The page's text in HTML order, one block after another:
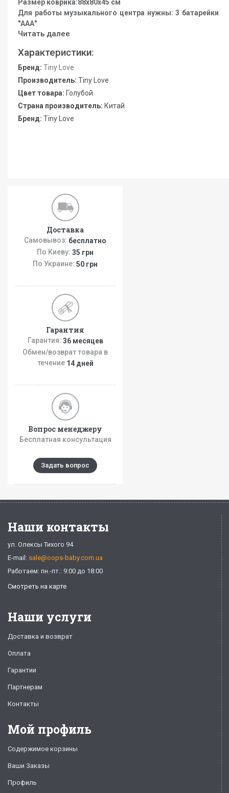
Размер коврика:88х80х45 см
Для работы музыкального центра нужны: 3 батарейки
"ААА"
Читать далее
Характеристики:
Бренд: Tiny Love
Производитель: Tiny Love
Цвет товара: Голубой
Страна производитель: Китай
Бренд: Tiny Love
Доставка
Самовывоз: бесплатно
По Киеву: 35 грн
По Украине: 50 грн
Гарантия
Гарантия: 36 месяцев
Обмен/возврат товара в
течение 14 дней
Вопрос менеджеру
Бесплатная консультация
Задать вопрос
Наши контакты
ул. Олексы Тихого 94
E-mail: sale@oops-baby.com.ua
Работаем: пн.-пт.: 9:00 до 18:00
Смотреть на карте
Наши услуги
Доставка и возврат
Оплата
Гарантии
Партнерам
Контакты
Мой профиль
Содержимое корзины
Ваши Заказы
Профиль